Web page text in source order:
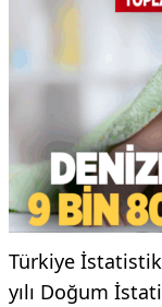
Türkiye
yılı Doğum